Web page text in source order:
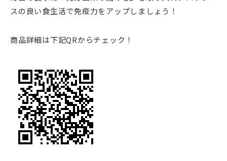
スの良い食生活で免疫力をアップしましょう！
商品詳細は下記QRからチェック！